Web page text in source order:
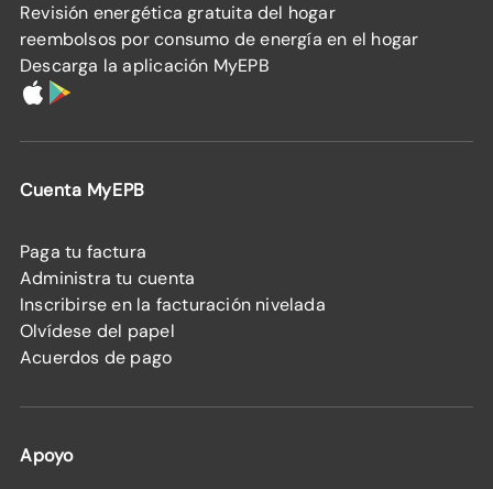
Revisión energética gratuita del hogar
reembolsos por consumo de energía en el hogar
Descarga la aplicación MyEPB
Cuenta MyEPB
Paga tu factura
Administra tu cuenta
Inscribirse en la facturación nivelada
Olvídese del papel
Acuerdos de pago
Apoyo